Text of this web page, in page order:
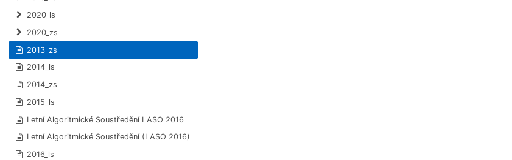
2020_ls
2020_zs
2013_zs
2014_ls
2014_zs
2015_ls
Letní Algoritmické Soustředění LASO 2016
Letní Algoritmické Soustředění (LASO 2016)
2016_ls